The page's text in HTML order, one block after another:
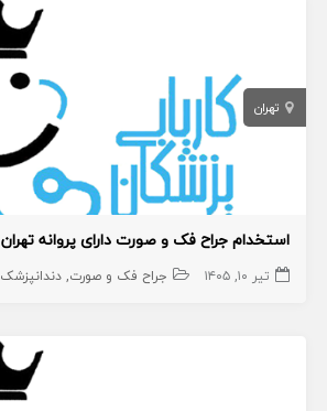
تهران
استخدام جراح فک و صورت دارای پروانه تهران
تیر ۱۰, ۱۴۰۵ جراح فک و صورت دندانپزشک